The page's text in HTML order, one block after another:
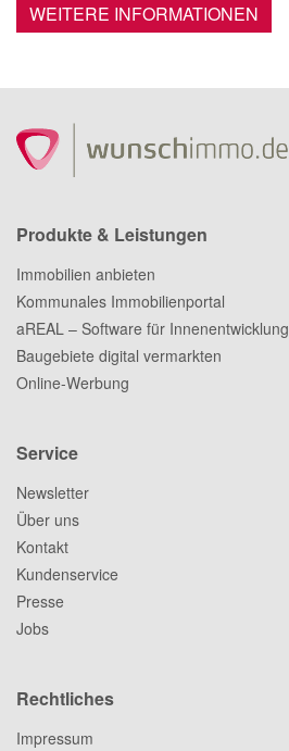
WEITERE INFORMATIONEN
Produkte & Leistungen
Immobilien anbieten
Kommunales Immobilienportal
aREAL – Software für Innenentwicklung
Baugebiete digital vermarkten
Online-Werbung
Service
Newsletter
Über uns
Kontakt
Kundenservice
Presse
Jobs
Rechtliches
Impressum